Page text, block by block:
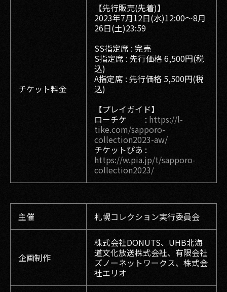
チケット料金
【先行販売(先着)】
2023年7月12日(水)12:00〜8月
26日(土)23:59
SS指定席 : 完売
S指定席 : 先行価格 6,500円(税
込)
A指定席 : 先行価格 5,500円(税
込)
【プレイガイド】
ローチケ : https://l-
tike.com/sapporo-
collection2023-aw/
チケットぴあ :
https://w.pia.jp/t/sapporo-
collection2023/
主催 札幌コレクション実行委員会
企画制作
株式会社DONUTS、UHB北海
道文化放送株式会社、有限会社
ズノーネットワークス、株式会
社エリオ